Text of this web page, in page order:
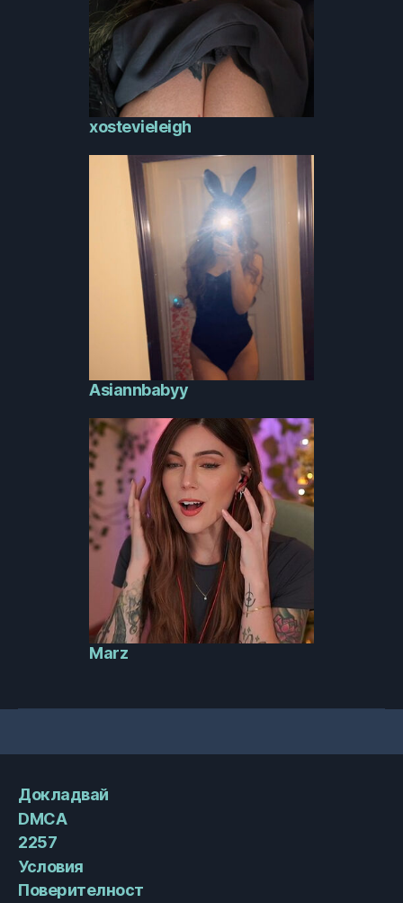
xostevieleigh
Asiannbabyy
Marz
Докладвай
DMCA
2257
Условия
Поверителност